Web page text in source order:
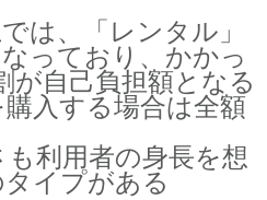
は、「レンタル」
っており、かかっ
が自己負担額となる
入する場合は全額
利用者の身長を想
イプがある